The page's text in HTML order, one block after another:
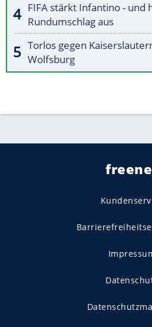
FIFA stärkt Infantino - und
Rundumschlag aus
Torlos gegen
Wolfsburg